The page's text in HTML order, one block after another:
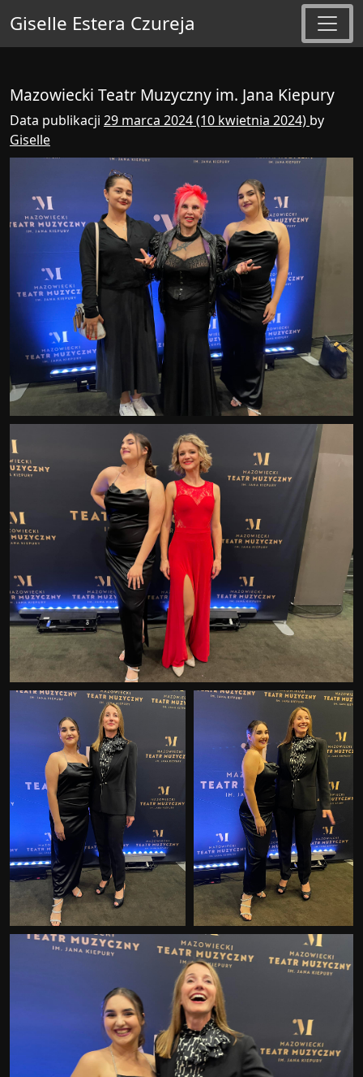
Main Navigation
Giselle Estera Czureja
Mazowiecki Teatr Muzyczny im. Jana Kiepury
Data publikacji 29 marca 2024(10 kwietnia 2024) by
Giselle